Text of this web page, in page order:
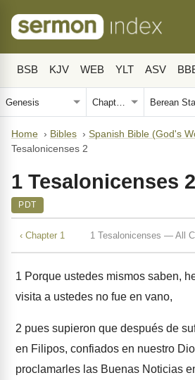
BSB KJV WEB YLT ASV
Home › Bibles › Spanish Bible (God's
Tesalonicenses 2
1 Tesalonicenses 2
PDT
‹ Chapter 1 1 Tesalonicenses — All
1 Porque ustedes mismos saben,
visita a ustedes no fue en vano,
2 pues supieron que después de
en Filipos, confiados en nuestro
proclamarles las Buenas Noticias